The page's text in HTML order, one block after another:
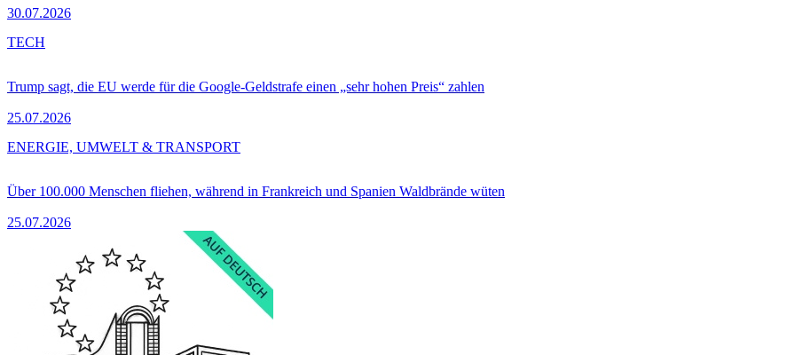
30.07.2026
Trump sagt, die EU werde für die Google-Geldstrafe einen „sehr hohen Preis“ zahlen
25.07.2026
TECH
Über 100.000 Menschen fliehen, während in Frankreich und Spanien Waldbrände wüten
25.07.2026
ENERGIE, UMWELT & TRANSPORT